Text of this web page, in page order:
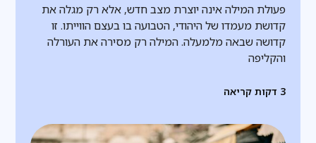
פעולת המילה אינה יוצרת מצב חדש, אלא רק מגלה את
קדושת מעמדו של היהודי, הטבועה בו בעצם הווייתו. זו
קדושה שבאה מלמעלה. המילה רק מסירה את העורלה
והקליפה
3 דקות קריאה